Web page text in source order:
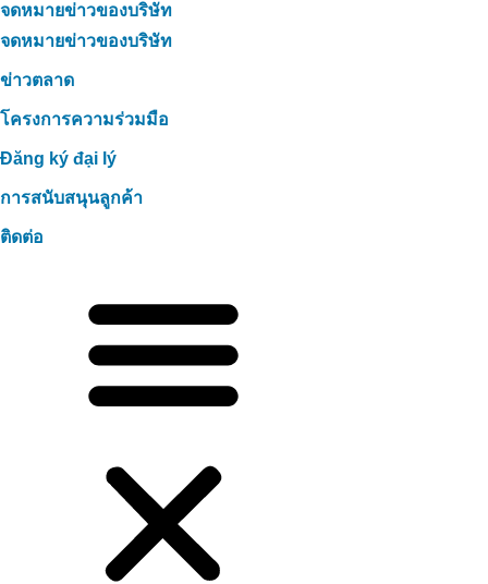
จดหมายข่าวของบริษัท
จดหมายข่าวของบริษัท
ข่าวตลาด
โครงการความร่วมมือ
Đăng ký đại lý
การสนับสนุนลูกค้า
ติดต่อ